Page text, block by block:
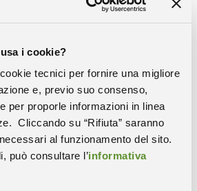
i cookie?
tecnici per fornire una migliore
e, previo suo consenso,
per proporle informazioni in linea
Cliccando su “Rifiuta” saranno
al funzionamento del sito.
può consultare l’informativa
formativo online– svoltosi il
in due mezze giornate in
ilvideo pitch di presentazione
e riuscire a promuovere in
progetto.
dallo staff di Area, Valentina
Pitch Trainer, e Davide Dall’Acqua
grande partecipazione e